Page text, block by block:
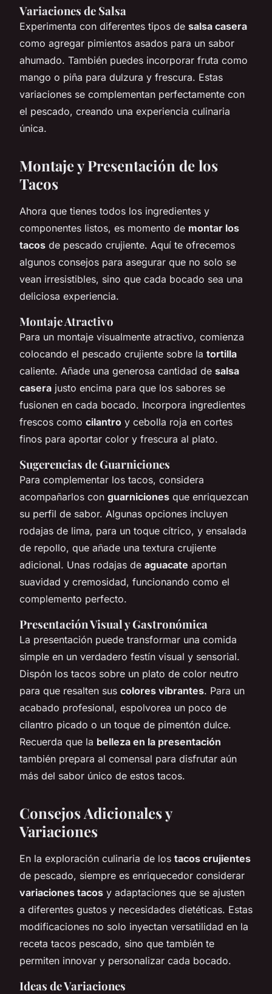
Variaciones de Salsa
Experimenta con diferentes tipos de salsa casera
como agregar pimientos asados para un sabor
ahumado. También puedes incorporar fruta como
mango o piña para dulzura y frescura. Estas
variaciones se complementan perfectamente con
el pescado, creando una experiencia culinaria
única.
Montaje y Presentación de los
Tacos
Ahora que tienes todos los ingredientes y
componentes listos, es momento de montar los
tacos de pescado crujiente. Aquí te ofrecemos
algunos consejos para asegurar que no solo se
vean irresistibles, sino que cada bocado sea una
deliciosa experiencia.
Montaje Atractivo
Para un montaje visualmente atractivo, comienza
colocando el pescado crujiente sobre la tortilla
caliente. Añade una generosa cantidad de salsa
casera justo encima para que los sabores se
fusionen en cada bocado. Incorpora ingredientes
frescos como cilantro y cebolla roja en cortes
finos para aportar color y frescura al plato.
Sugerencias de Guarniciones
Para complementar los tacos, considera
acompañarlos con guarniciones que enriquezcan
su perfil de sabor. Algunas opciones incluyen
rodajas de lima, para un toque cítrico, y ensalada
de repollo, que añade una textura crujiente
adicional. Unas rodajas de aguacate aportan
suavidad y cremosidad, funcionando como el
complemento perfecto.
Presentación Visual y Gastronómica
La presentación puede transformar una comida
simple en un verdadero festín visual y sensorial.
Dispón los tacos sobre un plato de color neutro
para que resalten sus colores vibrantes. Para un
acabado profesional, espolvorea un poco de
cilantro picado o un toque de pimentón dulce.
Recuerda que la belleza en la presentación
también prepara al comensal para disfrutar aún
más del sabor único de estos tacos.
Consejos Adicionales y
Variaciones
En la exploración culinaria de los tacos crujientes
de pescado, siempre es enriquecedor considerar
variaciones tacos y adaptaciones que se ajusten
a diferentes gustos y necesidades dietéticas. Estas
modificaciones no solo inyectan versatilidad en la
receta tacos pescado, sino que también te
permiten innovar y personalizar cada bocado.
Ideas de Variaciones